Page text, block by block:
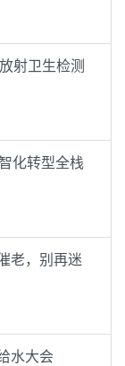
射卫生检测
化转型全栈
老，别再迷
水大会